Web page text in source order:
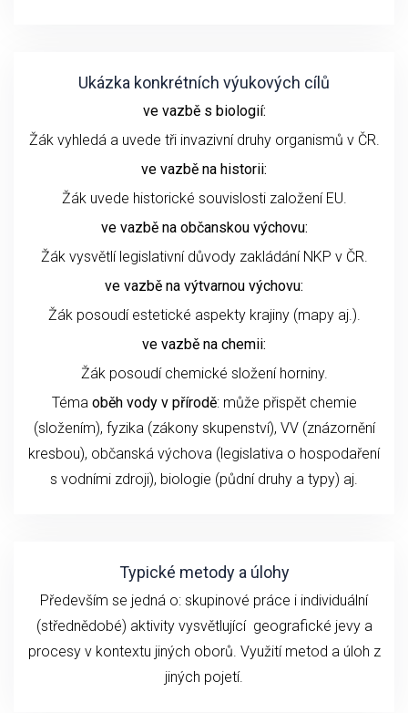
Ukázka konkrétních výukových cílů
ve vazbě s biologií:
Žák vyhledá a uvede tři invazivní druhy organismů v ČR.
ve vazbě na historii:
Žák uvede historické souvislosti založení EU.
ve vazbě na občanskou výchovu:
Žák vysvětlí legislativní důvody zakládání NKP v ČR.
ve vazbě na výtvarnou výchovu:
Žák posoudí estetické aspekty krajiny (mapy aj.).
ve vazbě na chemii:
Žák posoudí chemické složení horniny.
Téma oběh vody v přírodě: může přispět chemie
(složením), fyzika (zákony skupenství), VV (znázornění
kresbou), občanská výchova (legislativa o hospodaření
s vodními zdroji), biologie (půdní druhy a typy) aj.
Typické metody a úlohy
Především se jedná o: skupinové práce i individuální
(střednědobé) aktivity vysvětlující geografické jevy a
procesy v kontextu jiných oborů. Využití metod a úloh z
jiných pojetí.